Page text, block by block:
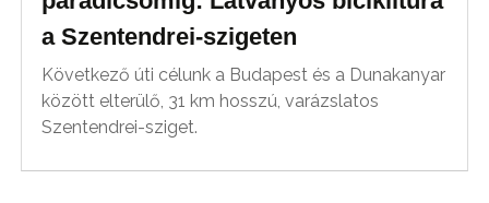
a Szentendrei-szigeten
Következő úti célunk a Budapest és a Dunakanyar
között elterülő, 31 km hosszú, varázslatos
Szentendrei-sziget.